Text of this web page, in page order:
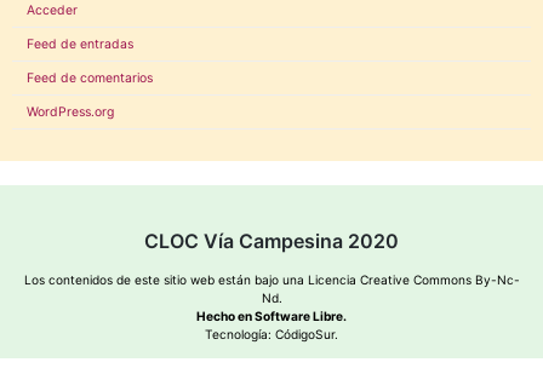
Acceder
Feed de entradas
Feed de comentarios
WordPress.org
CLOC Vía Campesina 2020
Los contenidos de este sitio web están bajo una Licencia Creative Commons By-Nc-
Nd.
Hecho en Software Libre.
Tecnología: CódigoSur.